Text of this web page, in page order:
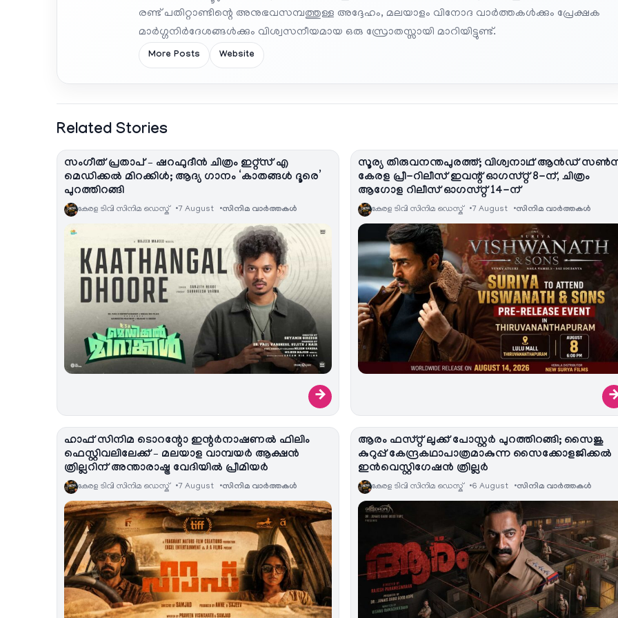
രണ്ട് പതിറ്റാണ്ടിന്റെ അനുഭവസമ്പത്തുള്ള അദ്ദേഹം, മലയാളം വിനോദ വാർത്തകൾക്കും പ്രേക്ഷക
മാർഗ്ഗനിർദേശങ്ങൾക്കും വിശ്വസനീയമായ ഒരു സ്രോതസ്സായി മാറിയിട്ടുണ്ട്.
More Posts Website
Related Stories
സംഗീത് പ്രതാപ് – ഷറഫുദീൻ ചിത്രം ഇറ്റ്സ് എ
മെഡിക്കൽ മിറക്കിൾ; ആദ്യ ഗാനം ‘കാതങ്ങൾ ദൂരെ’
പുറത്തിറങ്ങി
കേരള ടിവി സിനിമ ഡെസ്ക് 7 August സിനിമ വാര്‍ത്തകള്‍
→
സൂര്യ തിരുവനന്തപുരത്ത്; വിശ്വനാഥ് ആൻഡ്
കേരള പ്രീ-റിലീസ് ഇവന്റ് ഓഗസ്റ്റ് 8-ന്, ചിത്രം
ആഗോള റിലീസ് ഓഗസ്റ്റ് 14-ന്
കേരള ടിവി സിനിമ ഡെസ്ക് 7 August സിനിമ വാര്‍ത്തകള്‍
ഹാഫ് സിനിമ ടൊറന്റോ ഇന്റർനാഷണൽ ഫിലിം
ഫെസ്റ്റിവലിലേക്ക് – മലയാള വാമ്പയർ ആക്ഷൻ
ത്രില്ലറിന് അന്താരാഷ്ട്ര വേദിയിൽ പ്രീമിയർ
കേരള ടിവി സിനിമ ഡെസ്ക് 7 August സിനിമ വാര്‍ത്തകള്‍
ആരം ഫസ്റ്റ് ലുക്ക് പോസ്റ്റർ പുറത്തിറങ്ങി; സൈജു
കുറുപ്പ് കേന്ദ്രകഥാപാത്രമാകുന്ന സൈക്കോളജിക്കൽ
ഇൻവെസ്റ്റിഗേഷൻ ത്രില്ലർ
കേരള ടിവി സിനിമ ഡെസ്ക് 6 August സിനിമ വാര്‍ത്തകള്‍